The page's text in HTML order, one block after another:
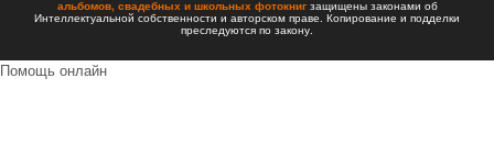
альбомов, свадебных и школьных фотокнигзащищены законами об
Интеллектуальной собственности и авторском праве. Копирование и подделки
преследуются по закону.
Помощь онлайн